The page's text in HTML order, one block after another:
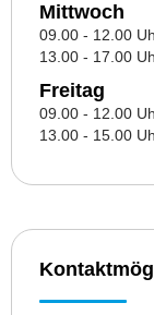
Mittwoch
09.00 - 12.00
13.00 - 17.00
Freitag
09.00 - 12.00
13.00 - 15.00